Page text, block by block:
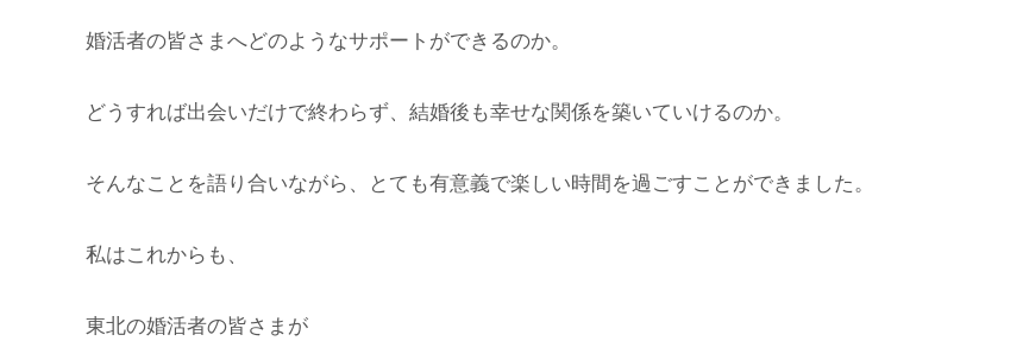
婚活者の皆さまへどのようなサポートができるのか。
どうすれば出会いだけで終わらず、結婚後も幸せな関係を築いていけるのか。
そんなことを語り合いながら、とても有意義で楽しい時間を過ごすことができました。
私はこれからも、
東北の婚活者の皆さまが